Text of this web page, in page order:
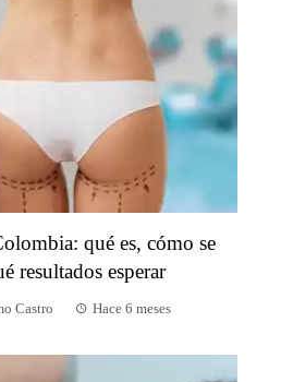
qué es, cómo se
resultados esperar
Castro Hace 6 meses